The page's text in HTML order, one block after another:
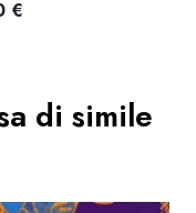
€
10.00 €
17.00 €
di simile